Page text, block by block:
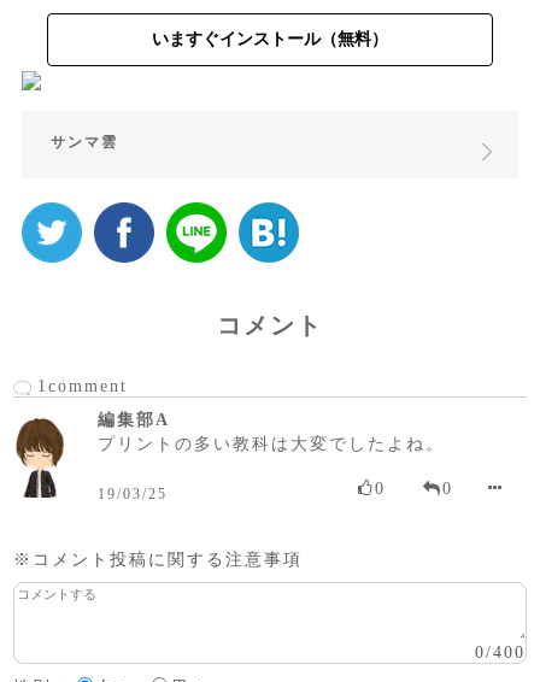
いますぐインストール（無料）
サンマ雲
コメント
1comment
編集部A
プリントの多い教科は大変でしたよね。
19/03/25 0 0
※コメント投稿に関する注意事項
0/400